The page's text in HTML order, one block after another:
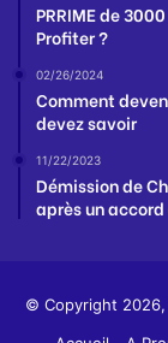
PRRIME de
Profiter ?
02/26/2024
Comment
devez savoir
11/22/2023
Démission de
après un
© Copyright 2026,